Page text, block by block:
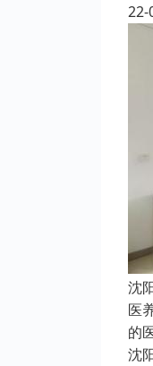
22-
沈
医
的
沈